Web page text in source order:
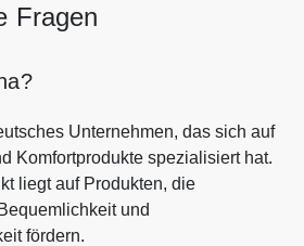
Fragen
Unternehmen, das sich auf
Komfortprodukte spezialisiert hat.
liegt auf Produkten, die
und
fördern.